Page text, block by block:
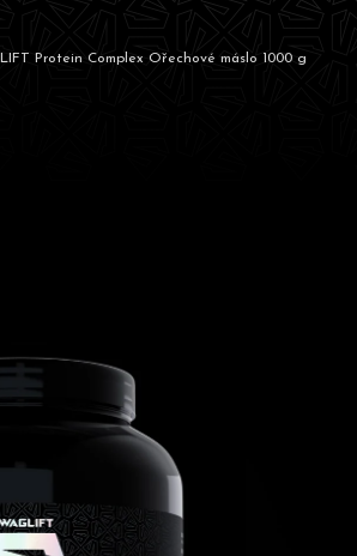
Protein Complex Ořechové máslo 1000 g